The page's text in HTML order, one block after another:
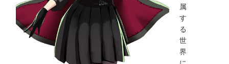
属
す
る
世
界